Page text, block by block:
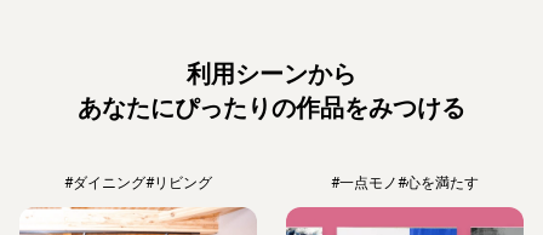
利用シーンから
あなたにぴったりの作品をみつける
#ダイニング#リビング #一点モノ#心を満たす